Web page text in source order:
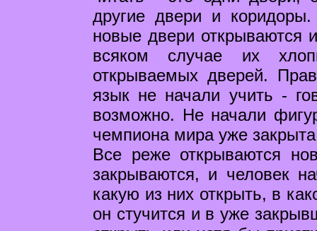
другие двери и
новые двери открываются
всяком случае их
открываемых дверей.
язык не начали учить -
возможно. Не начали
чемпиона мира уже
Все реже открываются
закрываются, и человек
какую из них открыть, в
он стучится и в уже